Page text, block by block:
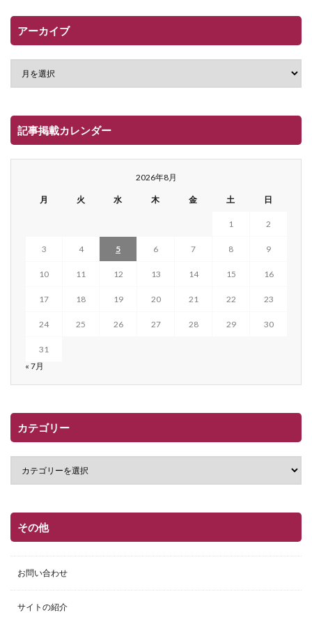
アーカイブ
記事掲載カレンダー
2026年8月
月 火 水 木 金 土 日
1 2
3 4 5 6 7 8 9
10 11 12 13 14 15 16
17 18 19 20 21 22 23
24 25 26 27 28 29 30
31
« 7月
カテゴリー
その他
お問い合わせ
サイトの紹介